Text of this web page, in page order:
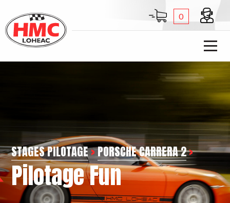
0
STAGES PILOTAGE>PORSCHE CARRERA 2>
Pilotage Fun